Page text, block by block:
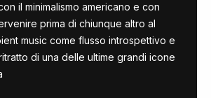
il minimalismo americano e con
prima di chiunque altro al
music come flusso introspettivo e
di una delle ultime grandi icone